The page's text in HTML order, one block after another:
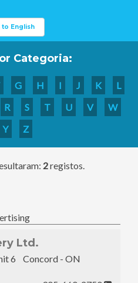
to English
Categoria:
G H I J K
L
R S T U V
W
Y Z
2registos.
Ltd.
6 Concord - ON